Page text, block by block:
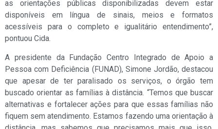
as orientações públicas disponibilizadas devem estar
disponíveis em língua de sinais, meios e formatos
acessíveis para o completo e igualitário entendimento”,
pontuou Cida.
A presidente da Fundação Centro Integrado de Apoio a
Pessoa com Deficiência (FUNAD), Simone Jordão, destacou
que apesar de ter paralisado os serviços, o órgão tem
buscado orientar as famílias à distância. “Temos que buscar
alternativas e fortalecer ações para que essas famílias não
fiquem sem atendimento. Estamos fazendo uma orientação à